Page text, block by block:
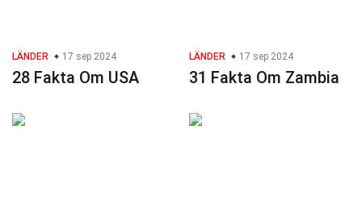
LÄNDER 17 sep 2024
28 Fakta Om USA
LÄNDER 17 sep 2024
31 Fakta Om Zambia